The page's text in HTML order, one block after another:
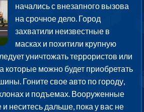
начались с внезапного вызова
на срочное дело. Город
захватили неизвестные в
масках и похитили крупную
уничтожать террористов или
которые можно будет приобретать
Гоните свое авто по городу,
и подъемах. Вооруженные
неситесь дальше, пока у вас не